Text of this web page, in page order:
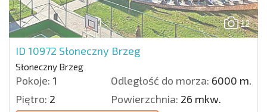
12
ID 10972 Słoneczny Brzeg
Słoneczny Brzeg
Pokoje: 1 Odległość do morza: 6000 m.
Piętro: 2 Powierzchnia: 26 mkw.